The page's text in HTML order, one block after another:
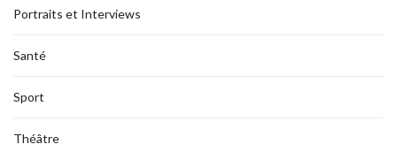
Portraits et Interviews
Santé
Sport
Théâtre